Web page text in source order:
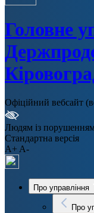
Головне
Офіційний вебсайт
Людям із
Стандартна версія
A+ A-
Про управління
Про